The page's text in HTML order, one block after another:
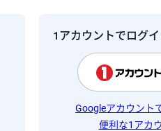
1アカウントでログ
Googleアカウント
便利な1アカ